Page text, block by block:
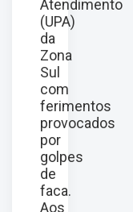
Atendimento
(UPA)
da
Zona
Sul
com
ferimentos
provocados
por
golpes
de
faca.
Aos